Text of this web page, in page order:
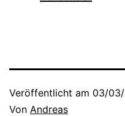
Veröffentlicht am 03/
Von Andreas